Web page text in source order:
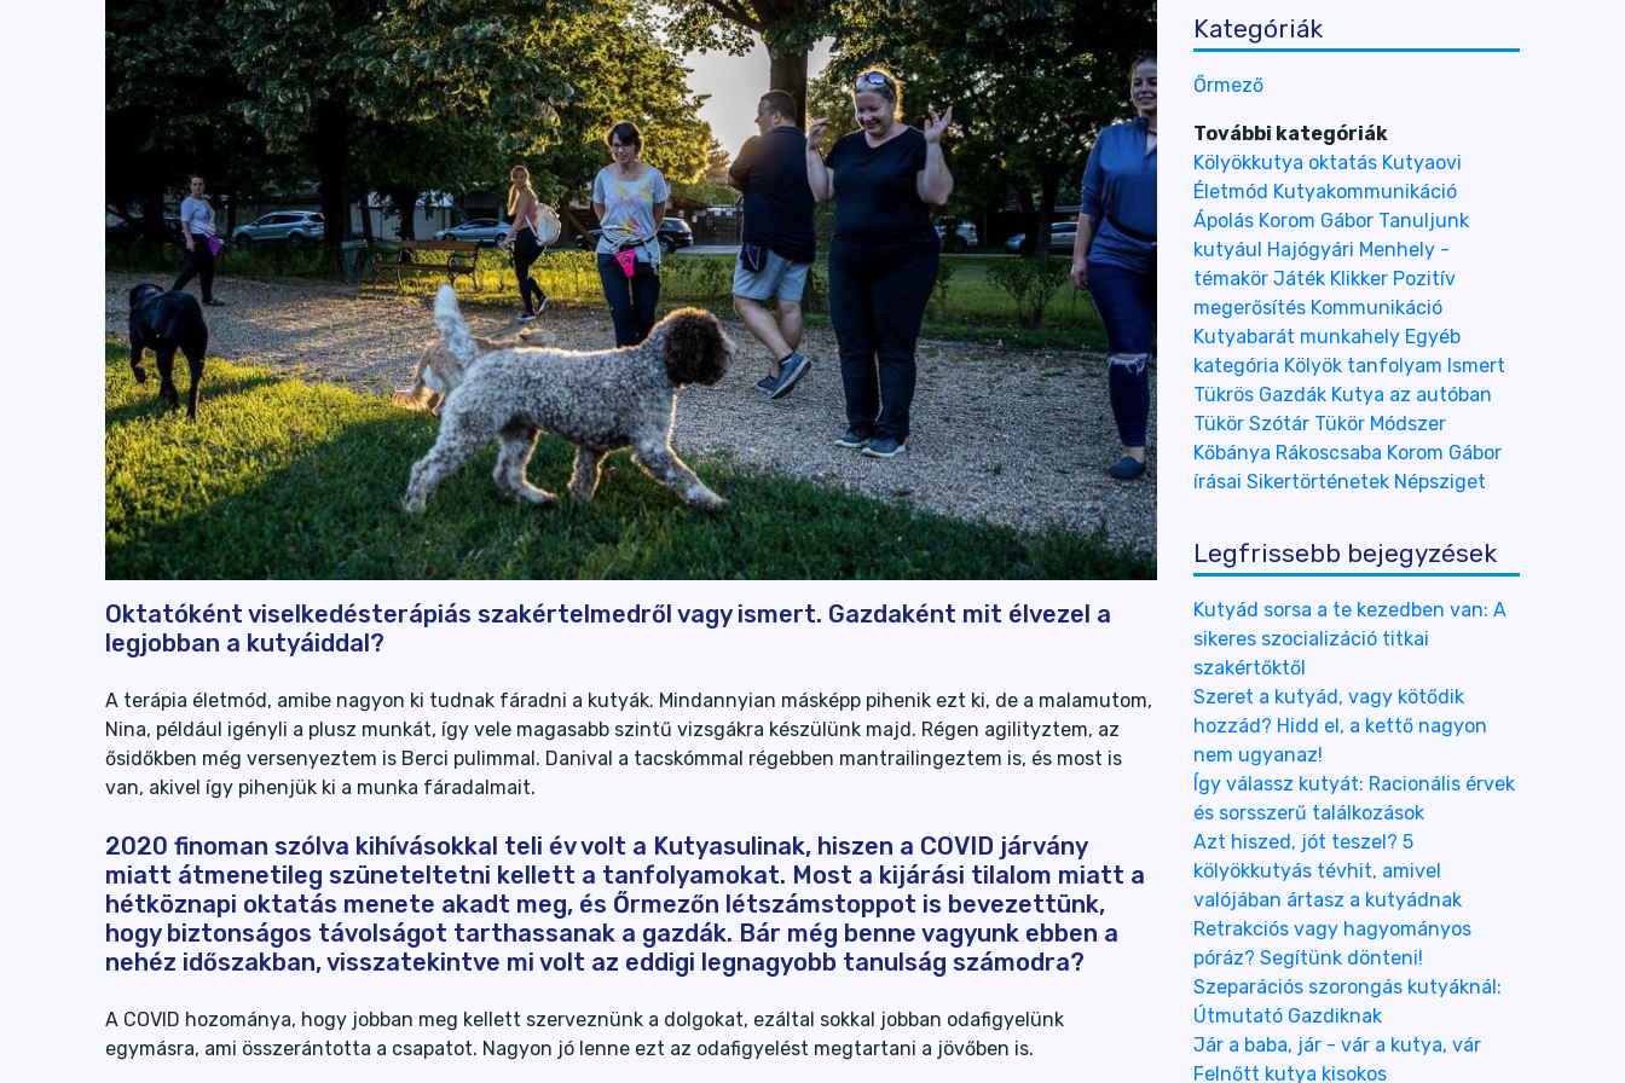
Oktatóként viselkedésterápiás szakértelmedről vagy ismert. Gazdaként mit élvezel a
legjobban a kutyáiddal?
A terápia életmód, amibe nagyon ki tudnak fáradni a kutyák. Mindannyian másképp pihenik ezt ki, de a malamutom,
Nina, például igényli a plusz munkát, így vele magasabb szintű vizsgákra készülünk majd. Régen agilityztem, az
ősidőkben még versenyeztem is Berci pulimmal. Danival a tacskómmal régebben mantrailingeztem is, és most is
van, akivel így pihenjük ki a munka fáradalmait.
2020 finoman szólva kihívásokkal teli év volt a Kutyasulinak, hiszen a COVID járvány
miatt átmenetileg szüneteltetni kellett a tanfolyamokat. Most a kijárási tilalom miatt a
hétköznapi oktatás menete akadt meg, és Őrmezőn létszámstoppot is bevezettünk,
hogy biztonságos távolságot tarthassanak a gazdák. Bár még benne vagyunk ebben a
nehéz időszakban, visszatekintve mi volt az eddigi legnagyobb tanulság számodra?
A COVID hozománya, hogy jobban meg kellett szerveznünk a dolgokat, ezáltal sokkal jobban odafigyelünk
egymásra, ami összerántotta a csapatot. Nagyon jó lenne ezt az odafigyelést megtartani a jövőben is.
Kategóriák
Őrmező
További kategóriák
Kölyökkutya oktatás Kutyaovi
Életmód Kutyakommunikáció
Ápolás Korom Gábor Tanuljunk
kutyául Hajógyári Menhely -
témakör Játék Klikker Pozitív
megerősítés Kommunikáció
Kutyabarát munkahely Egyéb
kategória Kölyök tanfolyam Ismert
Tükrös Gazdák Kutya az autóban
Tükör Szótár Tükör Módszer
Kőbánya Rákoscsaba Korom Gábor
írásai Sikertörténetek Népsziget
Legfrissebb bejegyzések
Kutyád sorsa a te kezedben van: A
sikeres szocializáció titkai
szakértőktől
Szeret a kutyád, vagy kötődik
hozzád? Hidd el, a kettő nagyon
nem ugyanaz!
Így válassz kutyát: Racionális érvek
és sorsszerű találkozások
Azt hiszed, jót teszel? 5
kölyökkutyás tévhit, amivel
valójában ártasz a kutyádnak
Retrakciós vagy hagyományos
póráz? Segítünk dönteni!
Szeparációs szorongás kutyáknál:
Útmutató Gazdiknak
Jár a baba, jár - vár a kutya, vár
Felnőtt kutya kisokos